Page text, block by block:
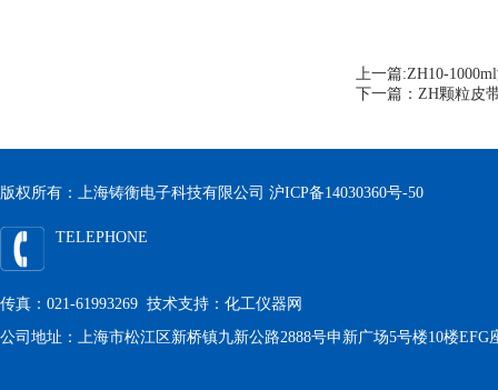
上一篇:ZH10-
下一篇： ZH颗粒皮
版权所有：上海铸衡电子科技有限公司 沪ICP备14030360号-50
TELEPHONE
传真：021-61993269 技术支持： 化工仪器网
公司地址：上海市松江区新桥镇九新公路2888号申新广场5号楼10楼EFG